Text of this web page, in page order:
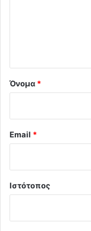
Όνομα *
Email *
Ιστότοπος